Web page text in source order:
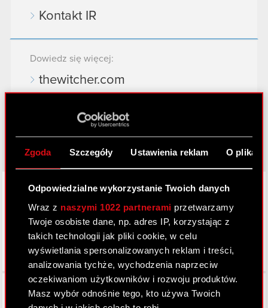
Zgoda Szczegóły Ustawienia reklam O
Odpowiedzialne wykorzystanie Twoich danych
Wraz z naszymi 1022 partnerami przetwarzamy
Twoje osobiste dane, np. adres IP, korzystając z
takich technologii jak pliki cookie, w celu
wyświetlania spersonalizowanych reklam i treści,
analizowania tychże, wychodzenia naprzeciw
oczekiwaniom użytkowników i rozwoju produktów.
Masz wybór odnośnie tego, kto używa Twoich
Kontakt IR
Dowiedz się więcej:
thewitcher.com
gear.cdprojektred.com
LinkedIn
Facebook